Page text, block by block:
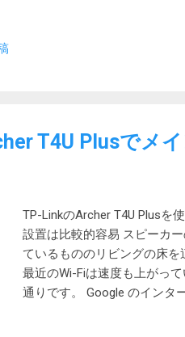
反応 以前、アフリカに行く
回は予めわかっているので
要でした。日本から直接幾
T4U Plusでメ
TP-LinkのArcher T4U Plusを
設置は比較的容易 スピーカ
ているもののリビングの床を
最近のWi-Fiは速度も上がっ
通りです。 Google のインタ